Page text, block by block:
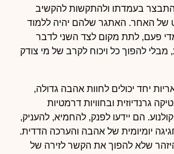
בעמדתו ולהתקשות להקשיב
של האחר. האתגר שלהם יהיה ללמוד
פעם, לתת מקום לצד השני לדבר
להפוך כל ויכוח לקרב של מי צודק
יחד יכולים לחוות אהבה גדולה,
גרנדיוזית ובחוויות דרמטיות
הם יידעו לפנק, להחמיא, להעניק,
יומיומית של אהבה והערכה הדדית.
שלא להפוך את הקשר לזירה של